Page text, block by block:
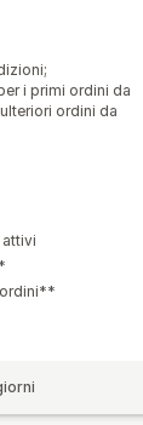
i primi ordini da
ordini da